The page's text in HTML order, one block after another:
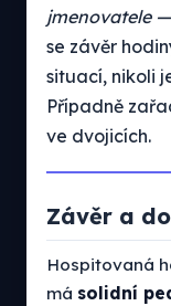
jmenovatele
se závěr
situací, nikoli
Případně
ve dvojicích.
Závěr a
Hospitovaná
má solidní